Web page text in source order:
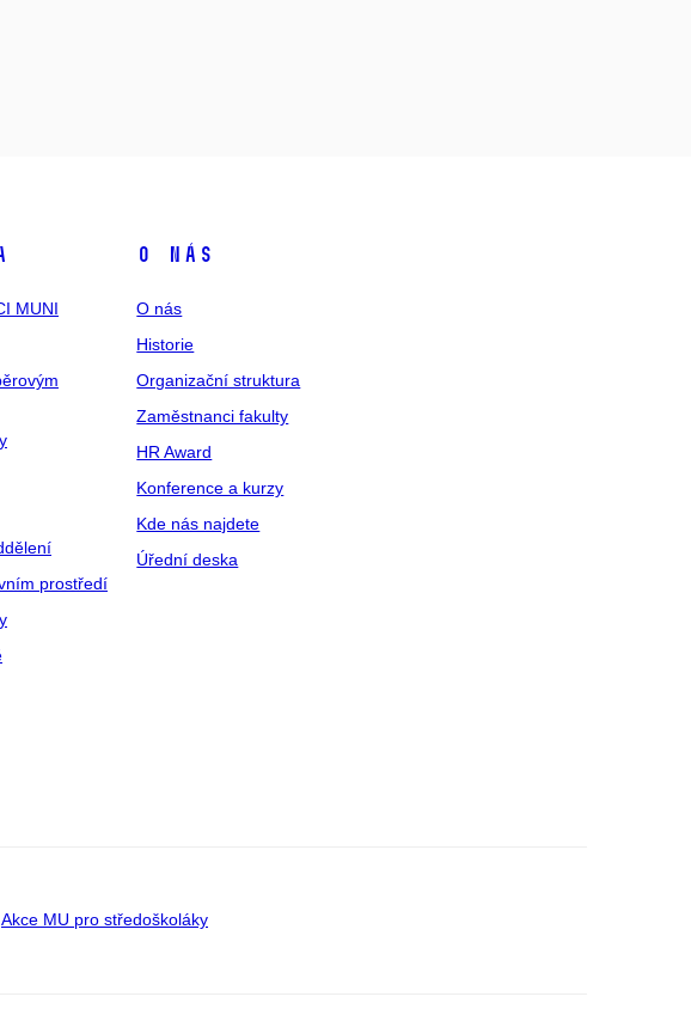
MUNI
prostředí
O nás
O nás
Historie
Organizační struktura
Zaměstnanci fakulty
HR Award
Konference a kurzy
Kde nás najdete
Úřední deska
Akce MU pro středoškoláky